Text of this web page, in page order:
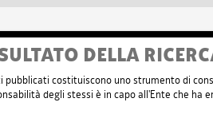
DELLA
pubblicati costituiscono uno strumento di
degli stessi è in capo all'Ente che ha